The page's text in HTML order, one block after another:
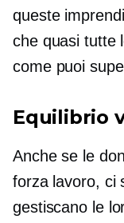
queste
che quasi tutte
come puoi
Equilibrio
Anche se le
forza lavoro, ci
gestiscano le